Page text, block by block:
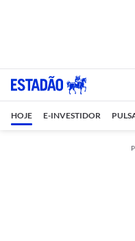
HOJE E-INVESTIDOR